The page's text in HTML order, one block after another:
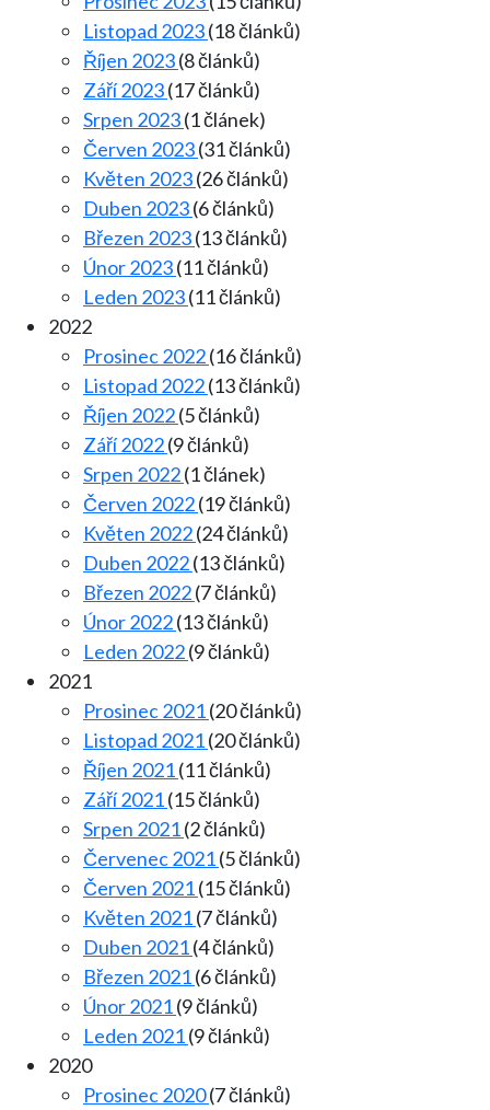
Listopad 2023(18 článků)
Říjen 2023(8 článků)
Září 2023(17 článků)
Srpen 2023(1 článek)
Červen 2023(31 článků)
Květen 2023(26 článků)
Duben 2023(6 článků)
Březen 2023(13 článků)
Únor 2023(11 článků)
Leden 2023(11 článků)
2022
Prosinec 2022(16 článků)
Listopad 2022(13 článků)
Říjen 2022(5 článků)
Září 2022(9 článků)
Srpen 2022(1 článek)
Červen 2022(19 článků)
Květen 2022(24 článků)
Duben 2022(13 článků)
Březen 2022(7 článků)
Únor 2022(13 článků)
Leden 2022(9 článků)
2021
Prosinec 2021(20 článků)
Listopad 2021(20 článků)
Říjen 2021(11 článků)
Září 2021(15 článků)
Srpen 2021(2 článků)
Červenec 2021(5 článků)
Červen 2021(15 článků)
Květen 2021(7 článků)
Duben 2021(4 článků)
Březen 2021(6 článků)
Únor 2021(9 článků)
Leden 2021(9 článků)
2020
Prosinec 2020(7 článků)